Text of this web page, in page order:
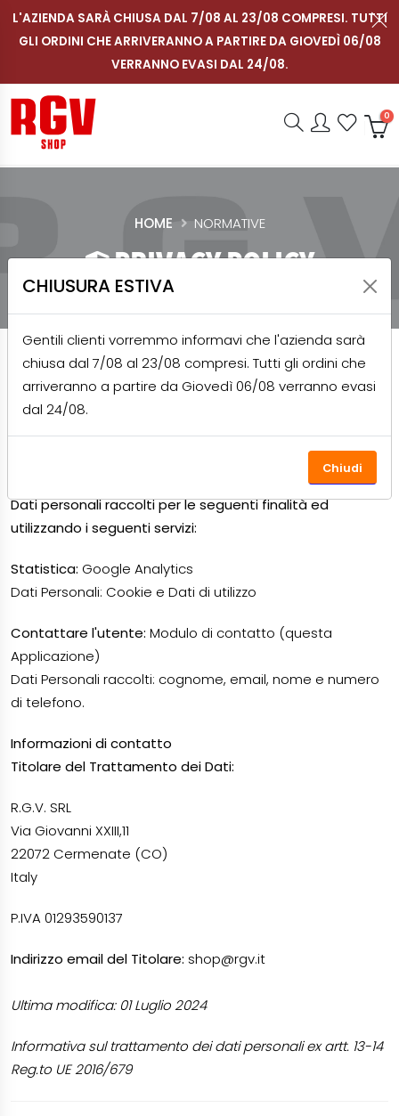
L'AZIENDA SARÀ CHIUSA DAL 7/08 AL 23/08 COMPRESI. TUTTI
GLI ORDINI CHE ARRIVERANNO A PARTIRE DA GIOVEDÌ 06/08
VERRANNO EVASI DAL 24/08.
IT Contattaci su WhatsApp
Segui RGV Italy su
Shop RGV
Ricerca 0
PRIVACY POLICY
HOME NORMATIVE
INFORMATIVA SUL
TRATTAMENTO DEI DATI
Dati personali raccolti per le seguenti finalità ed
utilizzando i seguenti servizi:
Statistica: Google Analytics
Dati Personali: Cookie e Dati di utilizzo
Contattare l'utente: Modulo di contatto (questa
Applicazione)
Dati Personali raccolti: cognome, email, nome e numero
di telefono.
Informazioni di contatto
Titolare del Trattamento dei Dati:
R.G.V. SRL
Via Giovanni XXIII,11
22072 Cermenate (CO)
Italy
P.IVA 01293590137
Indirizzo email del Titolare: shop@rgv.it
Ultima modifica: 01 Luglio 2024
Informativa sul trattamento dei dati personali ex artt. 13-14
Reg.to UE 2016/679
CHIUSURA ESTIVA
Gentili clienti vorremmo informavi che l'azienda sarà
chiusa dal 7/08 al 23/08 compresi. Tutti gli ordini che
arriveranno a partire da Giovedì 06/08 verranno evasi
dal 24/08.
Chiudi